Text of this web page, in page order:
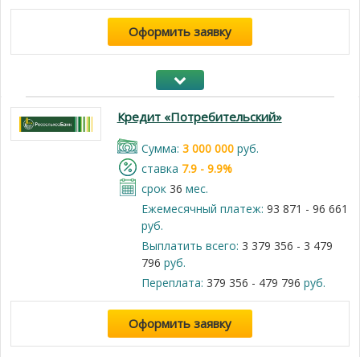
Оформить заявку
Кредит «Потребительский»
Cумма: 3 000 000руб.
cтавка 7.9 - 9.9%
срок 36 мес.
Ежемесячный платеж: 93 871 - 96 661
руб.
Выплатить всего: 3 379 356 - 3 479
796 руб.
Переплата: 379 356 - 479 796 руб.
Оформить заявку